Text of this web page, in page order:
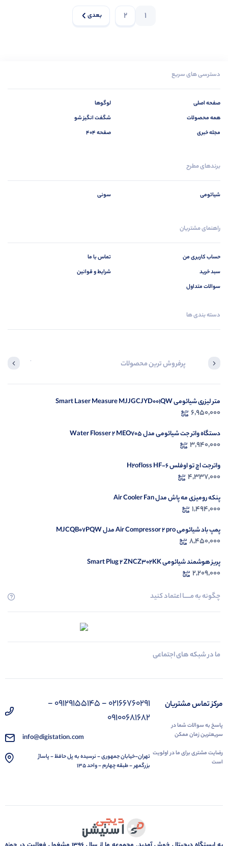
1
2 بعدی
دسترسی های سریع
صفحه اصلی
همه محصولات
مجله خبری
لوگوها
شگفت انگیز شو
صفحه 404
برندهای مطرح
شیائومی سونی
راهنمای مشتریان
حساب کاربری من
سبد خرید
سوالات متداول
تماس با ما
شرایط و قوانین
دسته بندی ها
پرفروش ترین محصولات آخرین
متر لیزری شیائومی Smart Laser Measure MJJGCJYD001QW
6,950,000
دستگاه واتر جت شیائومی مدل Water Flosser 2 MEO705
3,940,000
واترجت اچ تو اوفلس H2ofloss HF-6
4,337,000
پنکه رومیزی مه پاش مدل Air Cooler Fan
1,494,000
پمپ باد شیائومی Air Compressor 2 pro مدل MJCQB07PQW
8,450,000
پریز هوشمند شیائومی Smart Plug 2 ZNCZ302KK
2,209,000
چگونه به مــــــا اعتماد کنید
ما در شبکه های اجتماعی
مرکز تماس مشتریان
پاسخ به سوالات شما در
سریعترین زمان ممکن
رضایت مشتری برای ما در اولویت
است
02166760291 - 09129155145 -
09100681682
info@digistation.com
تهران-خیابان جمهوری - نرسیده به پل حافظ - پاساژ
بزرگمهر - طبقه چهارم - واحد 135